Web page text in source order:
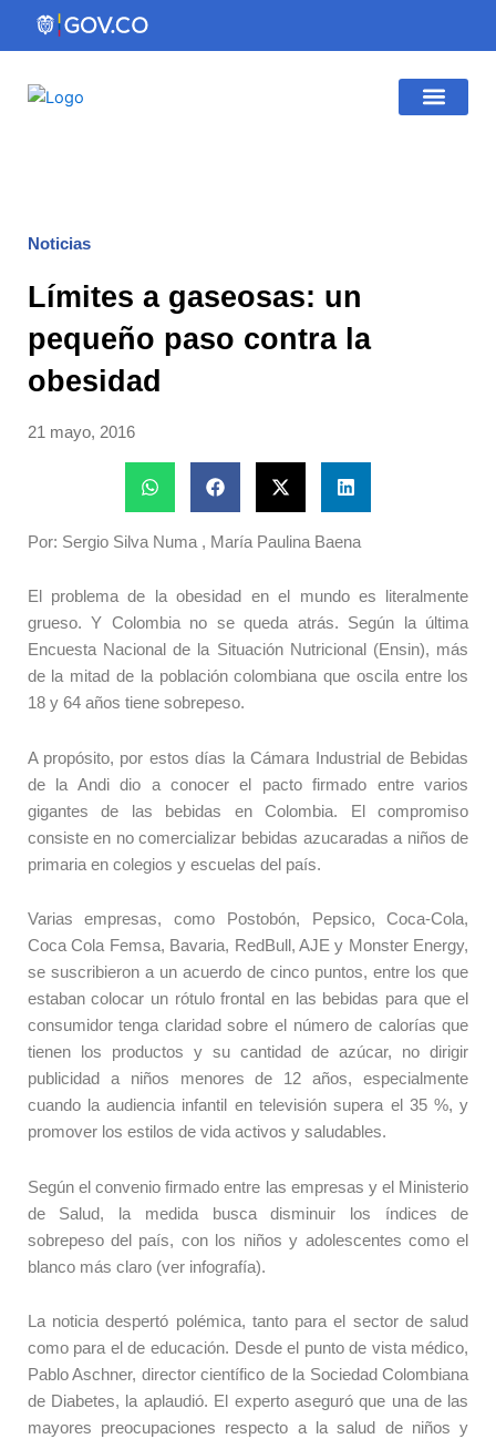
Noticias
Límites a gaseosas: un
pequeño paso contra la
obesidad
21 mayo, 2016
Por: Sergio Silva Numa , María Paulina Baena
El problema de la obesidad en el mundo es literalmente
grueso. Y Colombia no se queda atrás. Según la última
Encuesta Nacional de la Situación Nutricional (Ensin), más
de la mitad de la población colombiana que oscila entre los
18 y 64 años tiene sobrepeso.
A propósito, por estos días la Cámara Industrial de Bebidas
de la Andi dio a conocer el pacto firmado entre varios
gigantes de las bebidas en Colombia. El compromiso
consiste en no comercializar bebidas azucaradas a niños de
primaria en colegios y escuelas del país.
Varias empresas, como Postobón, Pepsico, Coca-Cola,
Coca Cola Femsa, Bavaria, RedBull, AJE y Monster Energy,
se suscribieron a un acuerdo de cinco puntos, entre los que
estaban colocar un rótulo frontal en las bebidas para que el
consumidor tenga claridad sobre el número de calorías que
tienen los productos y su cantidad de azúcar, no dirigir
publicidad a niños menores de 12 años, especialmente
cuando la audiencia infantil en televisión supera el 35 %, y
promover los estilos de vida activos y saludables.
Según el convenio firmado entre las empresas y el Ministerio
de Salud, la medida busca disminuir los índices de
sobrepeso del país, con los niños y adolescentes como el
blanco más claro (ver infografía).
La noticia despertó polémica, tanto para el sector de salud
como para el de educación. Desde el punto de vista médico,
Pablo Aschner, director científico de la Sociedad Colombiana
de Diabetes, la aplaudió. El experto aseguró que una de las
mayores preocupaciones respecto a la salud de niños y